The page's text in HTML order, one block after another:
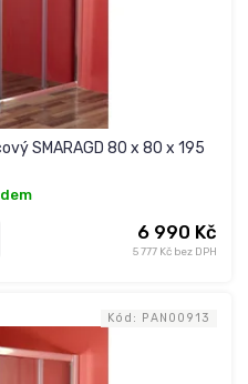
SMARAGD 80 x 80 x 195
5 777 Kč bez DPH
6 990 Kč
Kód: PAN00913